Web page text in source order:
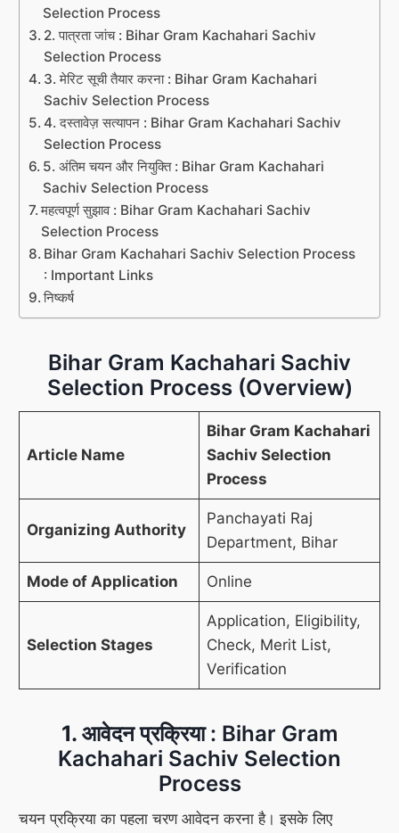
Selection Process
2. पात्रता जांच : Bihar Gram Kachahari Sachiv
Selection Process
3. मेरिट सूची तैयार करना : Bihar Gram Kachahari
Sachiv Selection Process
4. दस्तावेज़ सत्यापन : Bihar Gram Kachahari Sachiv
Selection Process
5. अंतिम चयन और नियुक्ति : Bihar Gram Kachahari
Sachiv Selection Process
महत्वपूर्ण सुझाव : Bihar Gram Kachahari Sachiv
Selection Process
Bihar Gram Kachahari Sachiv Selection Process
: Important Links
निष्कर्ष
Bihar Gram Kachahari Sachiv
Selection Process (Overview)
Article Name
Bihar Gram Kachahari
Sachiv Selection
Process
Organizing Authority
Panchayati Raj
Department, Bihar
Mode of Application Online
Selection Stages
Application, Eligibility,
Check, Merit List,
Verification
1. आवेदन प्रक्रिया: Bihar Gram
Kachahari Sachiv Selection
Process
चयन प्रक्रिया का पहला चरण आवेदन करना है। इसके लिए